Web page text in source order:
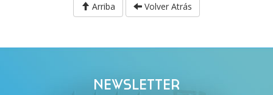
Arriba Volver Atrás
NEWSLETTER